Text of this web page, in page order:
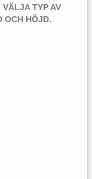
VÄLJA TYP AV
OCH HÖJD.